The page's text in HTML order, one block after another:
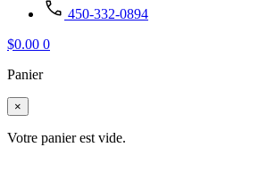
450-332-0894
$0.00 0
Panier
×
Votre panier est vide.